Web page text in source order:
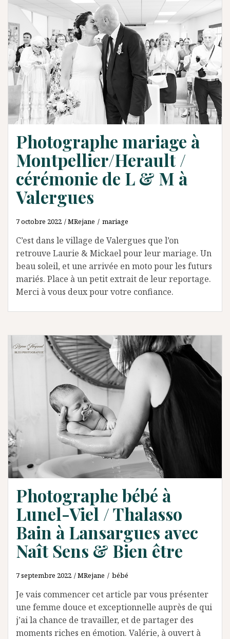
Photographe mariage à
Montpellier/Herault /
cérémonie de L & M à
Valergues
7 octobre 2022 MRejane mariage
C’est dans le village de Valergues que l’on
retrouve Laurie & Mickael pour leur mariage. Un
beau soleil, et une arrivée en moto pour les futurs
mariés. Place à un petit extrait de leur reportage.
Merci à vous deux pour votre confiance.
Photographe bébé à
Lunel-Viel / Thalasso
Bain à Lansargues avec
Naît Sens & Bien être
7 septembre 2022 MRejane bébé
Je vais commencer cet article par vous présenter
une femme douce et exceptionnelle auprès de qui
j’ai la chance de travailler, et de partager des
moments riches en émotion. Valérie, à ouvert à